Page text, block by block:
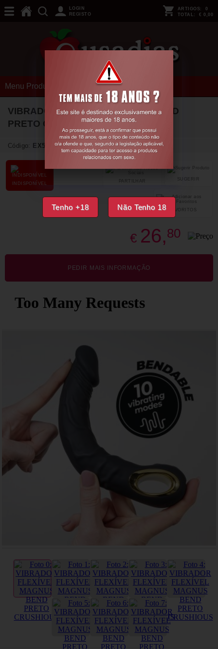
Tenho +18 Não Tenho 18
LOGIN
REGISTO
ARTIGOS: 0
TOTAL: € 0,00
Menu Produtos
VIBRADOR FLEXÍVEL MAGNUS BEND
PRETO CRUSHIOUS
Código: EX50577
INDISPONÍVEL
SUGERIR
PARTILHAR
FAVORITOS
€ 26,80
PEDIR MAIS INFORMAÇÃO